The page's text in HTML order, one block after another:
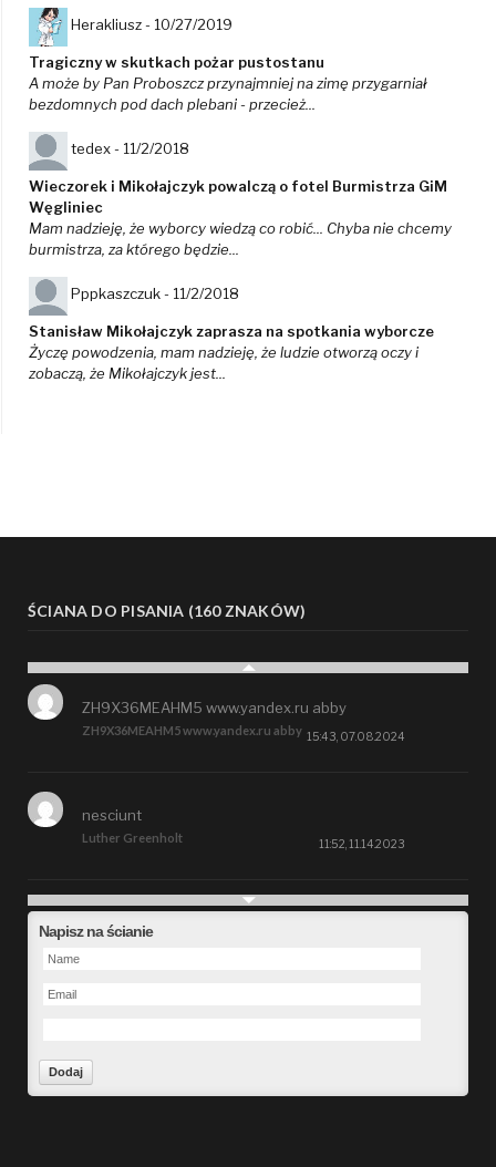
Herakliusz - 10/27/2019
Tragiczny w skutkach pożar pustostanu
A może by Pan Proboszcz przynajmniej na zimę przygarniał
bezdomnych pod dach plebani - przecież...
tedex - 11/2/2018
Wieczorek i Mikołajczyk powalczą o fotel Burmistrza GiM
Węgliniec
Mam nadzieję, że wyborcy wiedzą co robić... Chyba nie chcemy
burmistrza, za którego będzie...
Pppkaszczuk - 11/2/2018
Stanisław Mikołajczyk zaprasza na spotkania wyborcze
Życzę powodzenia, mam nadzieję, że ludzie otworzą oczy i
zobaczą, że Mikołajczyk jest...
ŚCIANA DO PISANIA (160 ZNAKÓW)
ZH9X36MEAHM5 www.yandex.ru abby
ZH9X36MEAHM5 www.yandex.ru abby
15:43, 07.08.2024
Luther Greenholt
nesciunt
11:52, 11.14.2023
Future
Napisz na ścianie